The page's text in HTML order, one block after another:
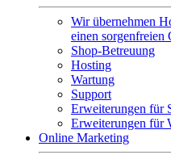
Wir übernehmen
einen sorgenfreien
Shop-Betreuung
Hosting
Wartung
Support
Erweiterungen für
Erweiterungen für
Online Marketing